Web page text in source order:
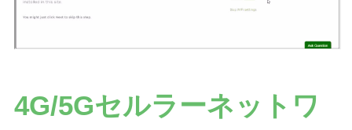
4G/5Gセルラーネットワ